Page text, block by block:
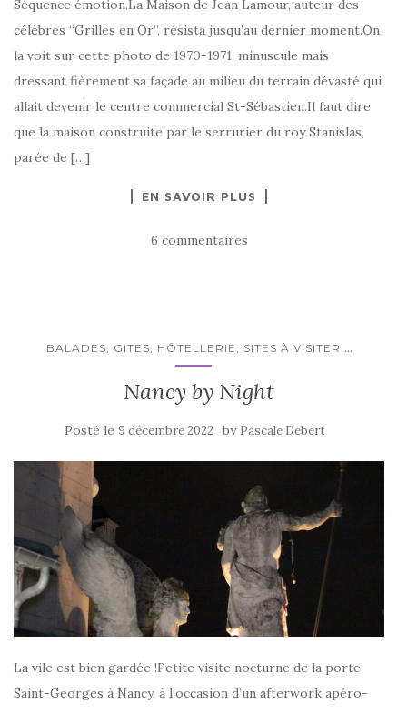
Séquence émotion.La Maison de Jean Lamour, auteur des
célèbres “Grilles en Or”, résista jusqu’au dernier moment.On
la voit sur cette photo de 1970-1971, minuscule mais
dressant fièrement sa façade au milieu du terrain dévasté qui
allait devenir le centre commercial St-Sébastien.Il faut dire
que la maison construite par le serrurier du roy Stanislas,
parée de […]
EN SAVOIR PLUS
6 commentaires
BALADES, GITES, HÔTELLERIE, SITES À VISITER ...
Nancy by Night
Posté le 9 décembre 2022 by Pascale Debert
La vile est bien gardée !Petite visite nocturne de la porte
Saint-Georges à Nancy, à l’occasion d’un afterwork apéro-